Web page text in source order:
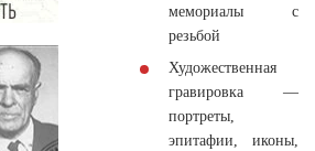
мемориалы с
резьбой
Художественная
гравировка —
портреты,
эпитафии, иконы,